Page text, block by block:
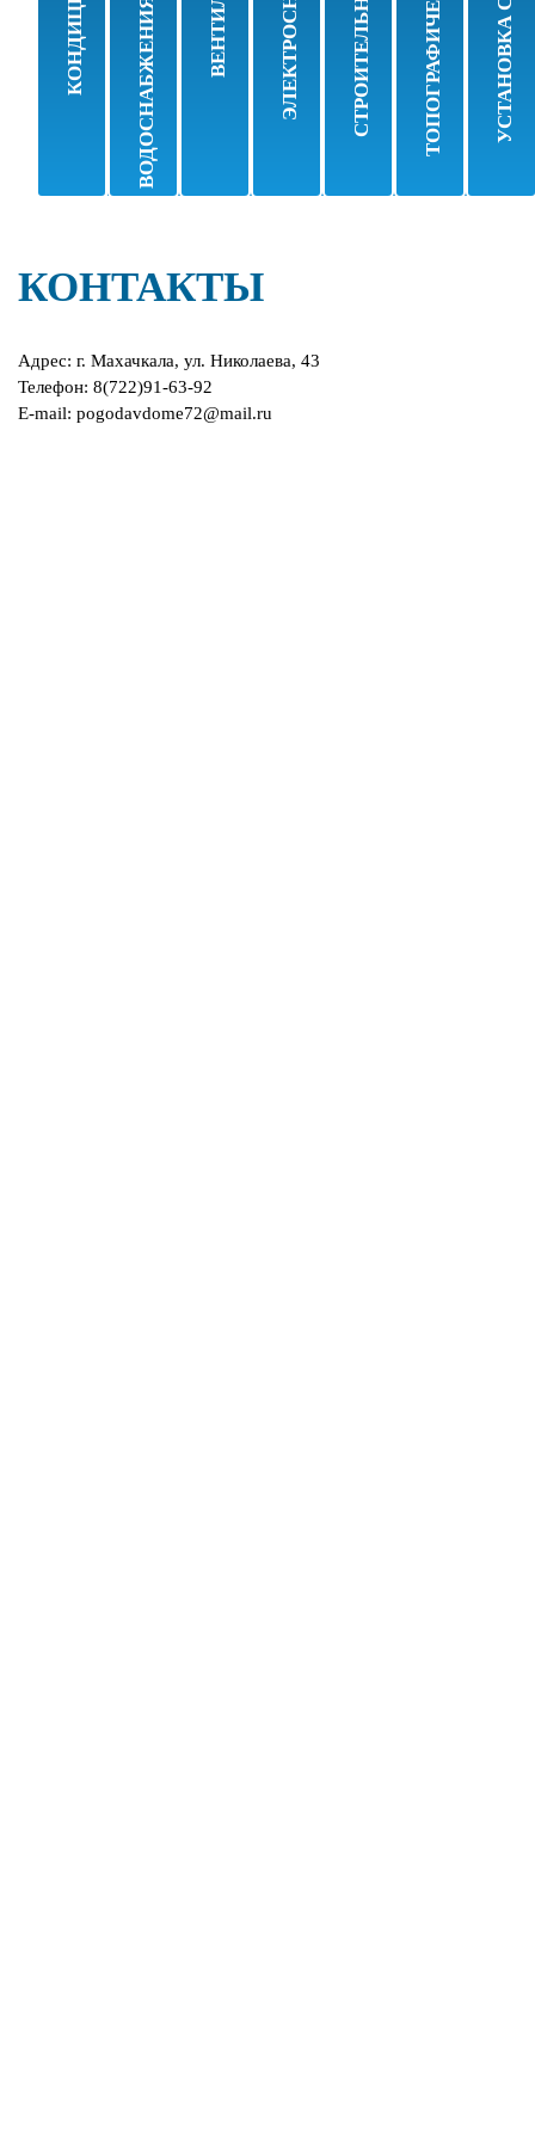
Заправка фреоном
Монтаж
Демонтаж
Монтаж систем
Демонтаж систем
Монтаж
Монтаж и
КОНТАКТЫ
Адрес: г. Махачкала, ул. Николаева, 43
Телефон: 8(722)91-63-92
E-mail: pogodavdome72@mail.ru